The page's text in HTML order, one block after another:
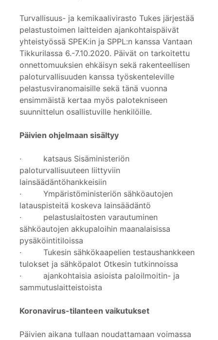
Turvallisuus- ja kemikaalivirasto Tukes järjestää
pelastustoimen laitteiden ajankohtaispäivät
yhteistyössä SPEK:in ja SPPL:n kanssa Vantaan
Tikkurilassa 6.-7.10.2020. Päivät on tarkoitettu
onnettomuuksien ehkäisyn sekä rakenteellisen
paloturvallisuuden kanssa työskenteleville
pelastusviranomaisille sekä tänä vuonna
ensimmäistä kertaa myös palotekniseen
suunnittelun osallistuville henkilöille.
Päivien ohjelmaan sisältyy
· katsaus Sisäministeriön
paloturvallisuuteen liittyviin
lainsäädäntöhankkeisiin
· Ympäristöministeriön sähköautojen
latauspisteitä koskeva lainsäädäntö
· pelastuslaitosten varautuminen
sähköautojen akkupaloihin maanalaisissa
pysäköintitiloissa
· Tukesin sähkökaapelien testaushankkeen
tulokset ja sähköpalot Otkesin tutkinnoissa
· ajankohtaisia asioista paloilmoitin- ja
sammutuslaitteistoista
Koronavirus-tilanteen vaikutukset
Päivien aikana tullaan noudattamaan voimassa